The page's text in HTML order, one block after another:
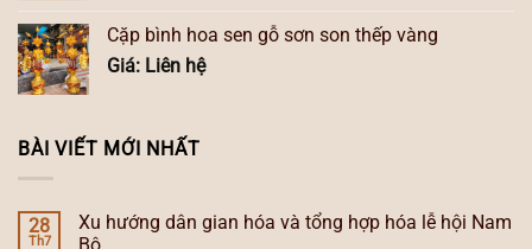
Cặp bình hoa sen gỗ sơn son thếp vàng
Giá: Liên hệ
BÀI VIẾT MỚI NHẤT
28
Th7
Xu hướng dân gian hóa và tổng hợp hóa lễ hội Nam